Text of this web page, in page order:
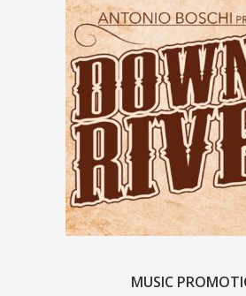
MUSIC